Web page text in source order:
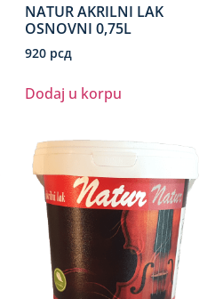
NATUR AKRILNI LAK
OSNOVNI 0,75L
920 рсд
Dodaj u korpu